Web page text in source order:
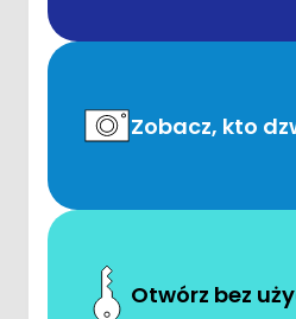
Zobacz, kto
Otwórz bez